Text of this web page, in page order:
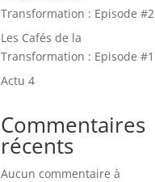
Transformation : Episode #2
Les Cafés de la
Transformation : Episode #1
Actu 4
Commentaires
récents
Aucun commentaire à